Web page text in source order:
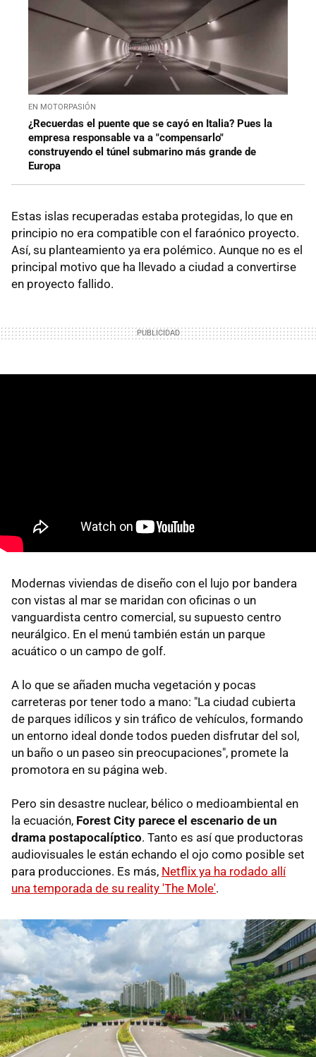
EN MOTORPASIÓN
¿Recuerdas el puente que se cayó en Italia? Pues la
empresa responsable va a "compensarlo"
construyendo el túnel submarino más grande de
Europa
Estas islas recuperadas estaba protegidas, lo que en
principio no era compatible con el faraónico proyecto.
Así, su planteamiento ya era polémico. Aunque no es el
principal motivo que ha llevado a ciudad a convertirse
en proyecto fallido.
Modernas viviendas de diseño con el lujo por bandera
con vistas al mar se maridan con oficinas o un
vanguardista centro comercial, su supuesto centro
neurálgico. En el menú también están un parque
acuático o un campo de golf.
A lo que se añaden mucha vegetación y pocas
carreteras por tener todo a mano: "La ciudad cubierta
de parques idílicos y sin tráfico de vehículos, formando
un entorno ideal donde todos pueden disfrutar del sol,
un baño o un paseo sin preocupaciones", promete la
promotora en su página web.
Pero sin desastre nuclear, bélico o medioambiental en
la ecuación, Forest City parece el escenario de un
drama postapocalíptico. Tanto es así que productoras
audiovisuales le están echando el ojo como posible set
para producciones. Es más, Netflix ya ha rodado allí
una temporada de su reality 'The Mole'.